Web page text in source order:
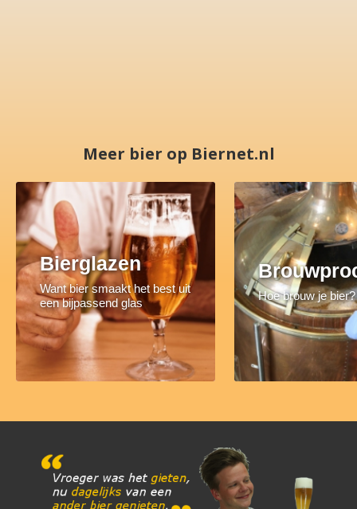
Meer bier op Biernet.nl
Bierglazen
Want bier smaakt het best uit
een bijpassend glas
Hoe brouw je bier?